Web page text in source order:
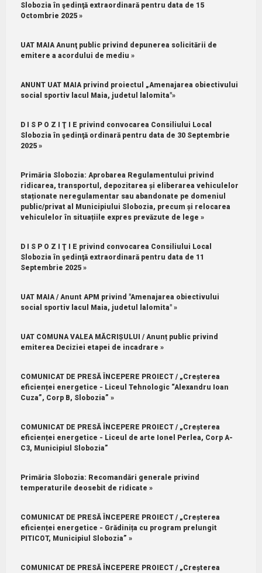
Slobozia în şedinţă extraordinară pentru data de 15
Octombrie 2025 »
UAT MAIA Anunţ public privind depunerea solicitării de
emitere a acordului de mediu »
ANUNT UAT MAIA privind proiectul „Amenajarea obiectivului
social sportiv lacul Maia, judetul lalomita"»
D I S P O Z I Ţ I E privind convocarea Consiliului Local
Slobozia în şedinţă ordinară pentru data de 30 Septembrie
2025 »
Primăria Slobozia: Aprobarea Regulamentului privind
ridicarea, transportul, depozitarea și eliberarea vehiculelor
staționate neregulamentar sau abandonate pe domeniul
public/privat al Municipiului Slobozia, precum și relocarea
vehiculelor în situațiile expres prevăzute de lege »
D I S P O Z I Ţ I E privind convocarea Consiliului Local
Slobozia în şedinţă extraordinară pentru data de 11
Septembrie 2025 »
UAT MAIA / Anunt APM privind "Amenajarea obiectivului
social sportiv lacul Maia, judetul lalomita" »
UAT COMUNA VALEA MĂCRIȘULUI / Anunț public privind
emiterea Deciziei etapei de incadrare »
COMUNICAT DE PRESĂ ÎNCEPERE PROIECT / „Creșterea
eficienței energetice - Liceul Tehnologic “Alexandru Ioan
Cuza”, Corp B, Slobozia” »
COMUNICAT DE PRESĂ ÎNCEPERE PROIECT / „Creșterea
eficienței energetice - Liceul de arte Ionel Perlea, Corp A-
C3, Municipiul Slobozia”
Primăria Slobozia: Recomandări generale privind
temperaturile deosebit de ridicate »
COMUNICAT DE PRESĂ ÎNCEPERE PROIECT / „Creșterea
eficienței energetice - Grădinița cu program prelungit
PITICOT, Municipiul Slobozia” »
COMUNICAT DE PRESĂ ÎNCEPERE PROIECT / „Creșterea